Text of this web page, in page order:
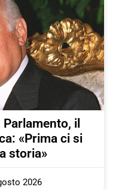
il
«Prima ci si
storia»
2026